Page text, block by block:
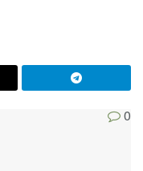
0